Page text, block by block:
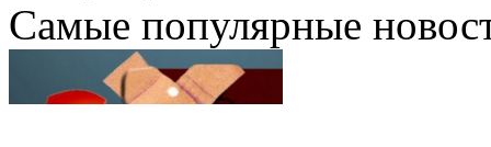
Самые популярные